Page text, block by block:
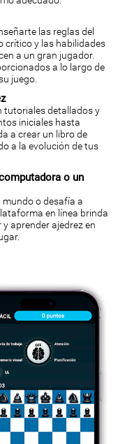
las reglas del
crítico y las habilidades
a un gran jugador.
a lo largo de
juego.
tutoriales detallados y
iniciales hasta
a crear un libro de
a la evolución de tus
o un
o desafía a
en línea brinda
aprender ajedrez en